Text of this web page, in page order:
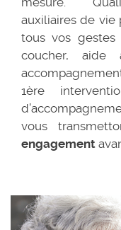
auxiliaires de vie
tous vos
coucher, aide
1ère
vous
engagement